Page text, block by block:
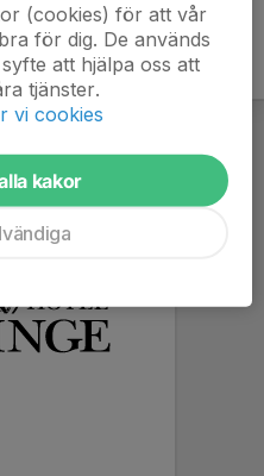
(cookies) för att vår
för dig. De används
att hjälpa oss att
tjänster.
vi cookies
kakor